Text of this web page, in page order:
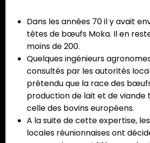
Dans les années 70 il y avait
têtes de bœufs Moka. Il en
moins de 200.
Quelques ingénieurs
consultés par les autorités
prétendu que la race des
production de lait et de viande
celle des bovins européens.
A la suite de cette expertise,
locales réunionnaises ont